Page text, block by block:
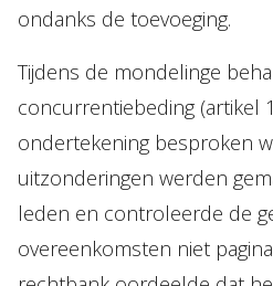
ondanks de toevoeging.
Tijdens de mondelinge
concurrentiebeding (artikel
ondertekening besproken
uitzonderingen werden
leden en controleerde de
overeenkomsten niet